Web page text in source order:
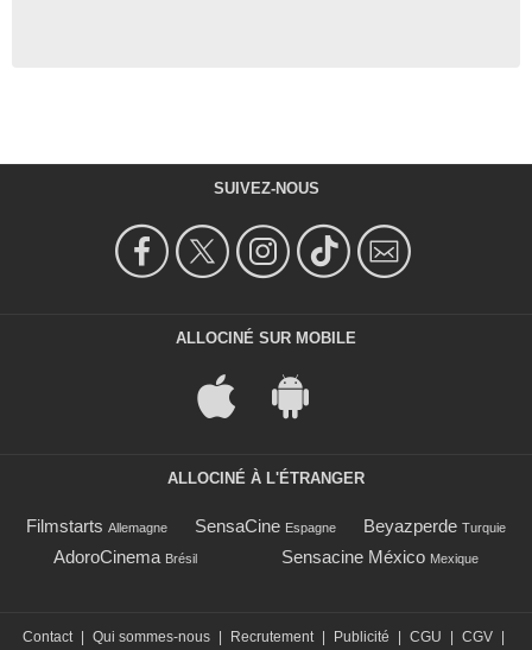
SUIVEZ-NOUS
ALLOCINÉ SUR MOBILE
ALLOCINÉ À L'ÉTRANGER
Filmstarts Allemagne SensaCine Espagne Beyazperde Turquie
AdoroCinema Brésil Sensacine México Mexique
Contact | Qui sommes-nous | Recrutement | Publicité | CGU | CGV |